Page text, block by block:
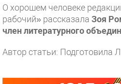
О хорошем человеке
рабочий» рассказала Зоя
член литературного
Автор статьи: Подготовила